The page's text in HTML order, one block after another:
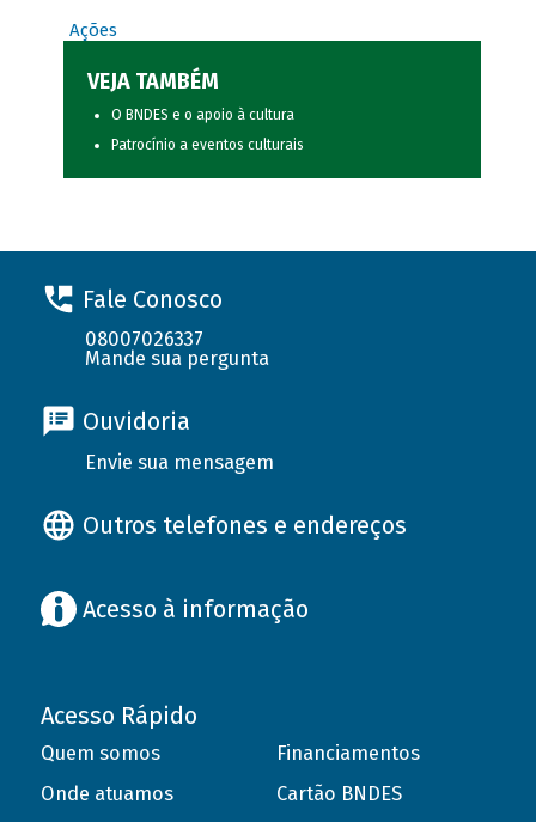
Ações
VEJA TAMBÉM
O BNDES e o apoio à cultura
Patrocínio a eventos culturais
Fale Conosco
08007026337
Mande sua pergunta
Ouvidoria
Envie sua mensagem
Outros telefones e endereços
Acesso à informação
Acesso Rápido
Quem somos
Onde atuamos
Financiamentos
Cartão BNDES